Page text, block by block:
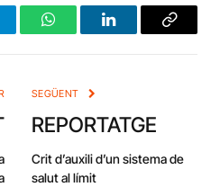
WhatsAppLinkedInCopy
SEGÜENT
REPORTATGE
Crit d’auxili d’un sistema de
salut al límit